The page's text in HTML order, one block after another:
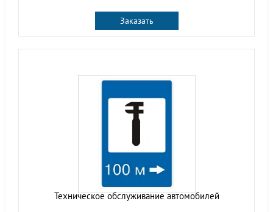
Заказать
Техническое обслуживание автомобилей